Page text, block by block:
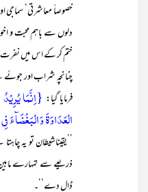
خصوصاً معاشرتی‘ سماجی
دلوں سے باہم محبت و
ختم کر کے اس میں
چنانچہ شراب اور جوئے
فرمایا گیا: {اِنَّمَا
الۡعَدَاوَۃَ وَ الۡبَغۡضَآءَ
’’یقیناشیطان تو یہ
ذریعے سے تمہارے
ڈال دے‘‘۔